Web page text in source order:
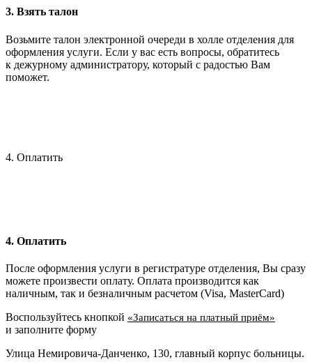
3. Взять талон
Возьмите талон электронной очереди в холле отделения для
оформления услуги. Если у вас есть вопросы, обратитесь
к дежурному администратору, который с радостью Вам
поможет.
4. Оплатить
4. Оплатить
После оформления услуги в регистратуре отделения, Вы сразу
можете произвести оплату. Оплата производится как
наличным, так и безналичным расчетом (Visa, MasterCard)
Воспользуйтесь кнопкой «Записаться на платный приём»
и заполните форму
Улица Немировича-Данченко, 130, главный корпус больницы.